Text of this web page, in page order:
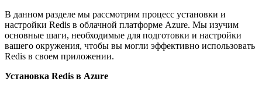
В данном разделе мы рассмотрим процесс установки и
настройки Redis в облачной платформе Azure. Мы изучим
основные шаги, необходимые для подготовки и настройки
вашего окружения, чтобы вы могли эффективно использовать
Redis в своем приложении.
Установка Redis в Azure